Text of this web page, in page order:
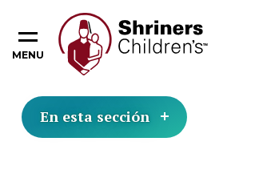
MENU
En esta sección